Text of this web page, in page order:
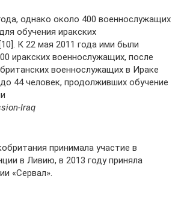
однако около 400 военнослужащих
обучения иракских
К 22 мая 2011 года ими были
иракских военнослужащих, после
военнослужащих в Ираке
44 человек, продолживших обучение
Iraq
принимала участие в
в Ливию, в 2013 году приняла
«Сервал».